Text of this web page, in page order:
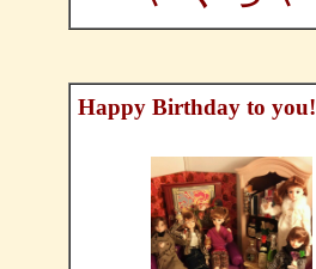
Happy Birthday to you!